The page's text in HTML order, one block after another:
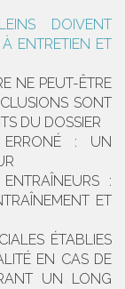
DOIVENT
ENTRETIEN ET
NE PEUT-ÊTRE
SONT
DU DOSSIER
ERRONÉ : UN
:
ET
ÉTABLIES
EN CAS DE
UN LONG